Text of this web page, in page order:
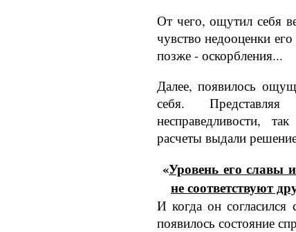
От чего, ощутил себя
чувство недооценки
позже - оскорб­ления...
Далее, появилось
себя.
несправедливости,
расчеты выдали
«Уровень его славы
не соответствуют
И когда он согласился
появилось состояние